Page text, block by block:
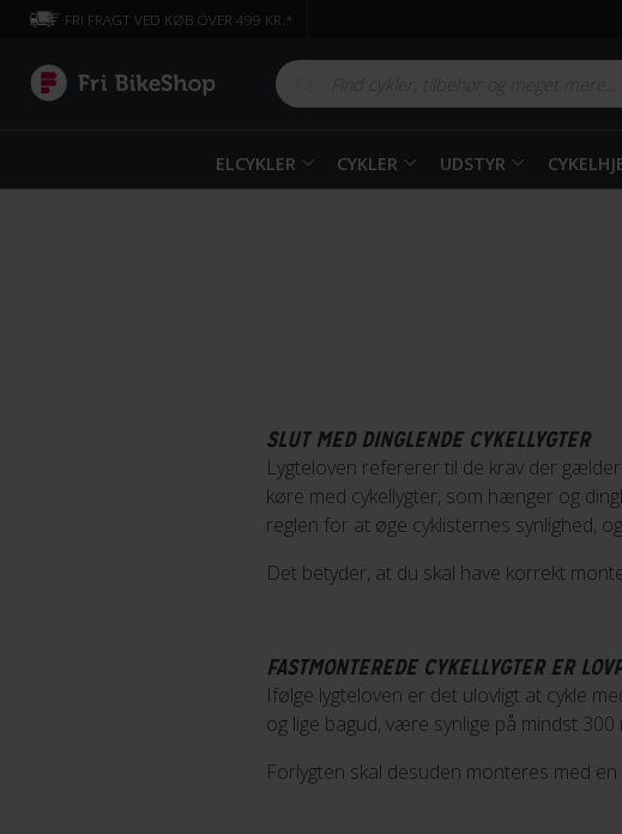
FRI FRAGT VED KØB OVER 499 KR.*
ELCYKLER CYKLER UDSTYR
SLUT MED DINGLENDE CYKELLYGTER
Lygte­loven refererer til de krav der
køre med cykellygter, som hænger og
reglen for at øge cyklisternes synlighed,
Det betyder, at du skal have korrekt
FASTMONTEREDE CYKELLYGTER ER
Ifølge lygteloven er det ulovligt at cykle
og lige bagud, være synlige på mindst
Forlygten skal desuden monteres med